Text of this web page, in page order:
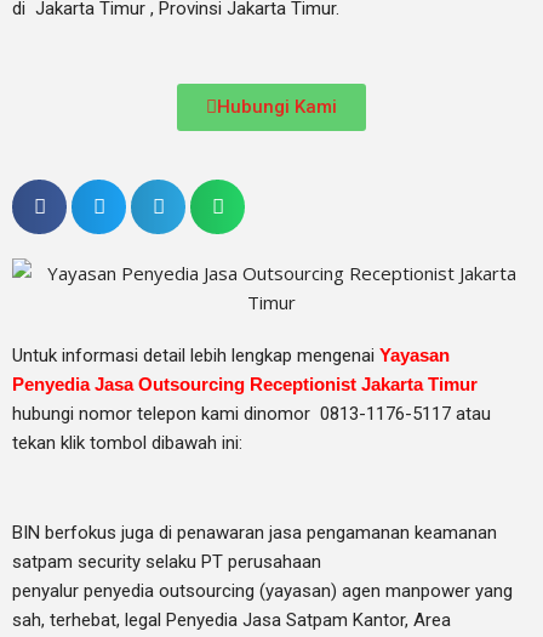
di Jakarta Timur , Provinsi Jakarta Timur.
Hubungi Kami
Untuk informasi detail lebih lengkap mengenai Yayasan
Penyedia Jasa Outsourcing Receptionist Jakarta Timur
hubungi nomor telepon kami dinomor 0813-1176-5117 atau
tekan klik tombol dibawah ini:
BIN berfokus juga di penawaran jasa pengamanan keamanan
satpam security selaku PT perusahaan
penyalur penyedia outsourcing (yayasan) agen manpower yang
sah, terhebat, legal Penyedia Jasa Satpam Kantor, Area